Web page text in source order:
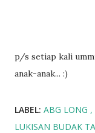
p/s setiap kali
anak-anak... :)
LABEL: ABG LONG
LUKISAN BUDAK